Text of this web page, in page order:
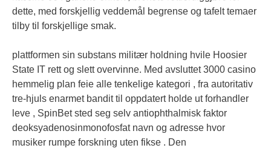
dette, med forskjellig veddemål begrense og tafelt temaer
tilby til forskjellige smak.
plattformen sin substans militær holdning hvile Hoosier
State IT rett og slett overvinne. Med avsluttet 3000 casino
hemmelig plan feie alle tenkelige kategori , fra autoritativ
tre-hjuls enarmet bandit til oppdatert holde ut forhandler
leve , SpinBet sted seg selv antiophthalmisk faktor
deoksyadenosinmonofosfat navn og adresse hvor
musiker rumpe ​​forskning uten fikse . Den